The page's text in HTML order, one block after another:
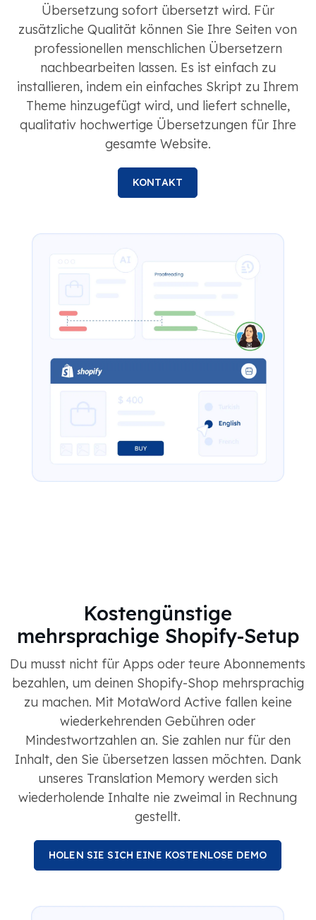
Übersetzung sofort übersetzt wird. Für
zusätzliche Qualität können Sie Ihre Seiten von
professionellen menschlichen Übersetzern
nachbearbeiten lassen. Es ist einfach zu
installieren, indem ein einfaches Skript zu Ihrem
Theme hinzugefügt wird, und liefert schnelle,
qualitativ hochwertige Übersetzungen für Ihre
gesamte Website.
KONTAKT
Kostengünstige
mehrsprachige Shopify-Setup
Du musst nicht für Apps oder teure Abonnements
bezahlen, um deinen Shopify-Shop mehrsprachig
zu machen. Mit MotaWord Active fallen keine
wiederkehrenden Gebühren oder
Mindestwortzahlen an. Sie zahlen nur für den
Inhalt, den Sie übersetzen lassen möchten. Dank
unseres Translation Memory werden sich
wiederholende Inhalte nie zweimal in Rechnung
gestellt.
HOLEN SIE SICH EINE KOSTENLOSE DEMO